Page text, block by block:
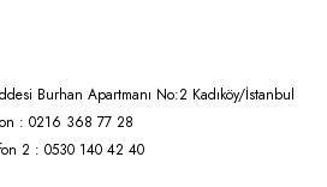
Burhan Apartmanı No:2 Kadıköy/İstanbul
: 0216 368 77 28
2 : 0530 140 42 40